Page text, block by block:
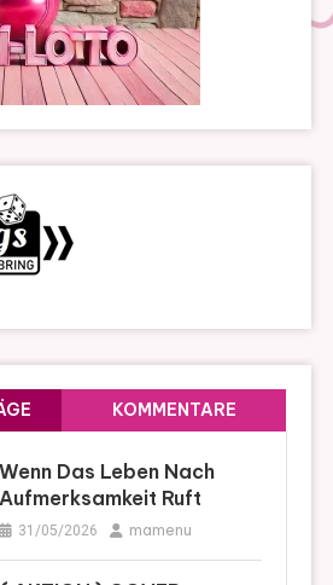
KOMMENTARE
Wenn Das Leben Nach
Aufmerksamkeit Ruft
31/05/2026 mamenu